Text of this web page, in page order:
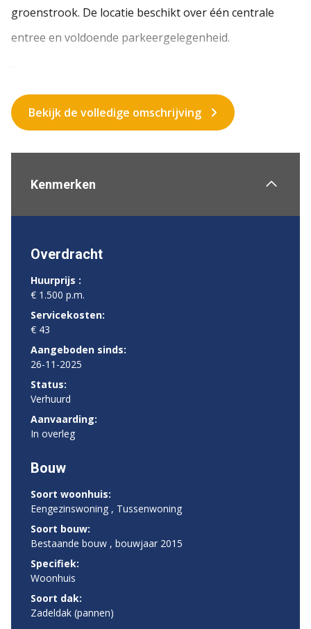
groenstrook. De locatie beschikt over één centrale
entree en voldoende parkeergelegenheid.
Bekijk de volledige omschrijving
Kenmerken
Overdracht
Huurprijs :
€ 1.500 p.m.
Servicekosten:
€ 43
Aangeboden sinds:
26-11-2025
Status:
Verhuurd
Aanvaarding:
In overleg
Bouw
Soort woonhuis:
Eengezinswoning , Tussenwoning
Soort bouw:
Bestaande bouw , bouwjaar 2015
Specifiek:
Woonhuis
Soort dak:
Zadeldak (pannen)